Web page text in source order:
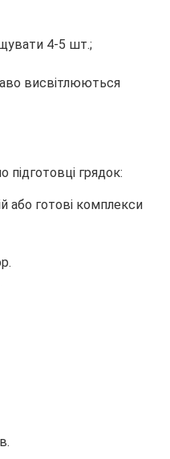
4-5 шт.;
висвітлюються
підготовці грядок:
або готові комплекси